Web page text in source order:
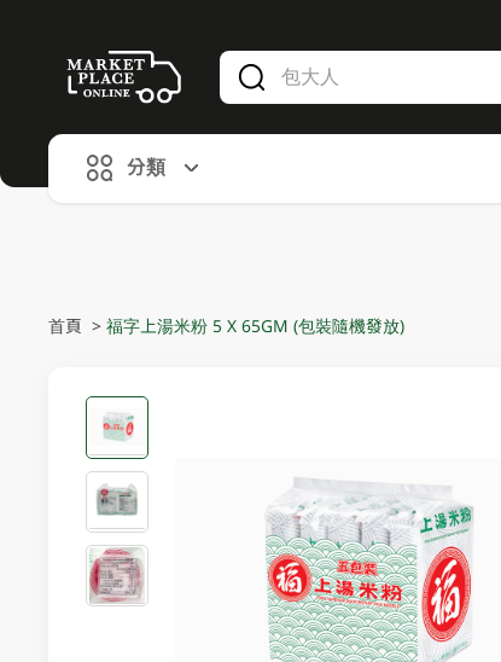
alid Until 30 June 2026
分類
首頁 > 福字上湯米粉 5 X 65GM (包裝隨機發放)